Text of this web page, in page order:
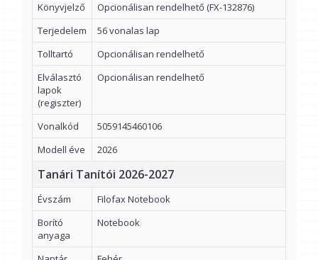
Könyvjelző
Opcionálisan rendelhető (FX-132876)
Terjedelem
56 vonalas lap
Tolltartó
Opcionálisan rendelhető
Elválasztó
lapok
(regiszter)
Opcionálisan rendelhető
Vonalkód
5059145460106
Modell éve
2026
Tanári Tanítói 2026-2027
Évszám
Filofax Notebook
Borító
anyaga
Notebook